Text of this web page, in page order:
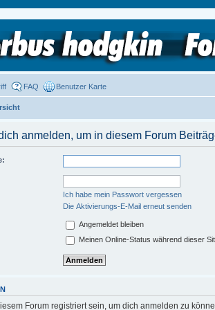
FAQ Benutzer Karte
anmelden, um in diesem Forum
Ich habe mein Passwort vergessen
Die Aktivierungs-E-Mail erneut senden
Angemeldet bleiben
Meinen Online-Status während dieser
Forum registriert sein, um dich anmelden zu